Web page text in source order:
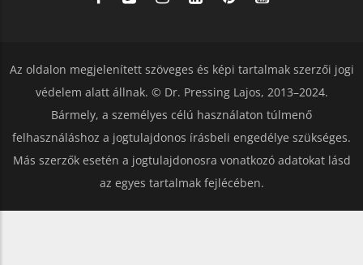
Az oldalon megjelenített szöveges és képi tartalmak szerzői jogi
védelem alatt állnak. © Dr. Pressing Lajos, 2013–2024.
Bármely, a személyes célú használaton túlmenő
felhasználáshoz a jogtulajdonos írásbeli engedélye szükséges.
Más szerzők esetén a jogtulajdonosra vonatkozó adatokat lásd
az egyes tartalmak fejlécében.